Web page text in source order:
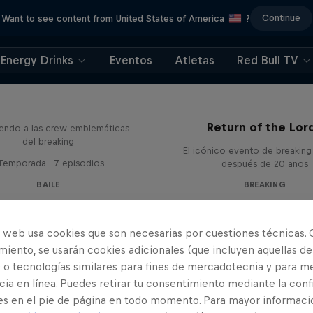
Want to see content from United States of America ? Continue
Energy Drinks Eventos Atletas Red Bull TV
a las crew emblemáticas
del breaking
· 7 episodios
BAILE
Return of the
El icónico evento de breaking
después de 20 años
BREAKING
web usa cookies que son necesarias por cuestiones técnicas.
se usarán cookies adicionales (que incluyen aquellas de
tecnologías similares para fines de mercadotecnia y para
en línea. Puedes retirar tu consentimiento mediante la
en el pie de página en todo momento. Para mayor